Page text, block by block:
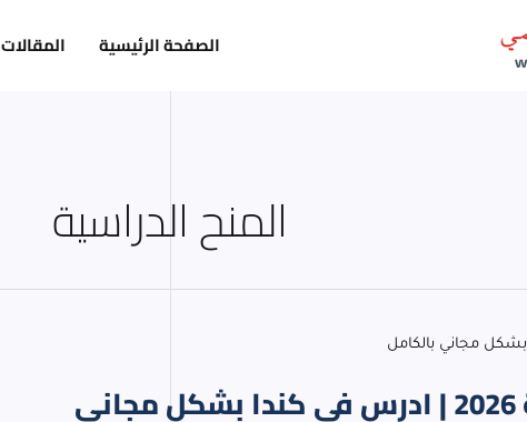
الصفحة الرئيسية المقالات
المنح الدراسية
منحة الحكومة الكندية 2026 | ادرس في كندا بشكل مجاني